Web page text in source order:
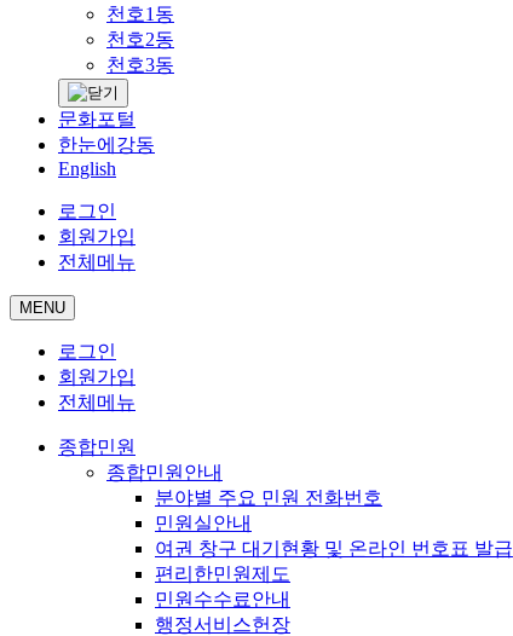
천호1동
천호2동
천호3동
문화포털
한눈에강동
English
로그인
회원가입
전체메뉴
MENU
로그인
회원가입
전체메뉴
종합민원
종합민원안내
분야별 주요 민원 전화번호
민원실안내
여권 창구 대기현황 및 온라인 번호표 발급
편리한민원제도
민원수수료안내
행정서비스헌장